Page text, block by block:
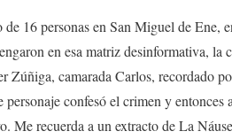
16 personas en San Miguel de Ene,
en esa matriz desinformativa, la
Zúñiga, camarada Carlos, recordado
confesó el crimen y entonces
recuerda a un extracto de La